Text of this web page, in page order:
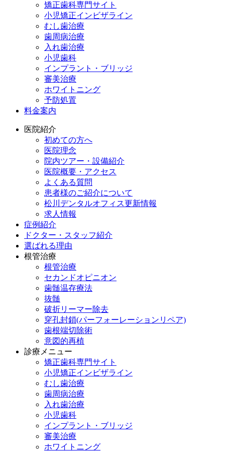
矯正歯科専門サイト
小児矯正インビザライン
むし歯治療
歯周病治療
入れ歯治療
小児歯科
インプラント・ブリッジ
審美治療
ホワイトニング
予防処置
料金案内
医院紹介
初めての方へ
医院理念
院内ツアー・設備紹介
医院概要・アクセス
よくある質問
患者様のご紹介について
松川デンタルオフィス更新情報
求人情報
症例紹介
ドクター・スタッフ紹介
選ばれる理由
根管治療
根管治療
セカンドオピニオン
歯髄温存療法
抜髄
破折リーマー除去
穿孔封鎖(パーフォーレーションリペア)
歯根端切除術
意図的再植
診療メニュー
矯正歯科専門サイト
小児矯正インビザライン
むし歯治療
歯周病治療
入れ歯治療
小児歯科
インプラント・ブリッジ
審美治療
ホワイトニング